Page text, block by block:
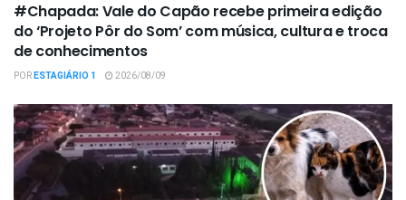
#Chapada: Vale do Capão recebe primeira edição
do ‘Projeto Pôr do Som’ com música, cultura e troca
de conhecimentos
PORESTAGIÁRIO 1 2026/08/09